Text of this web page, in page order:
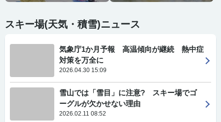
スキー場(天気・積雪)ニュース
気象庁1か月予報 高温傾向が継続 熱中症
対策を万全に
2026.04.30 15:09
雪山では「雪目」に注意? スキー場でゴ
ーグルが欠かせない理由
2026.02.11 08:52